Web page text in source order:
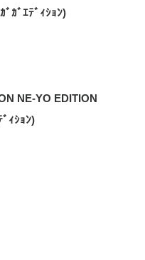
ﾃﾞｨｼｮﾝ)
NE-YO EDITION
ｼｮﾝ)